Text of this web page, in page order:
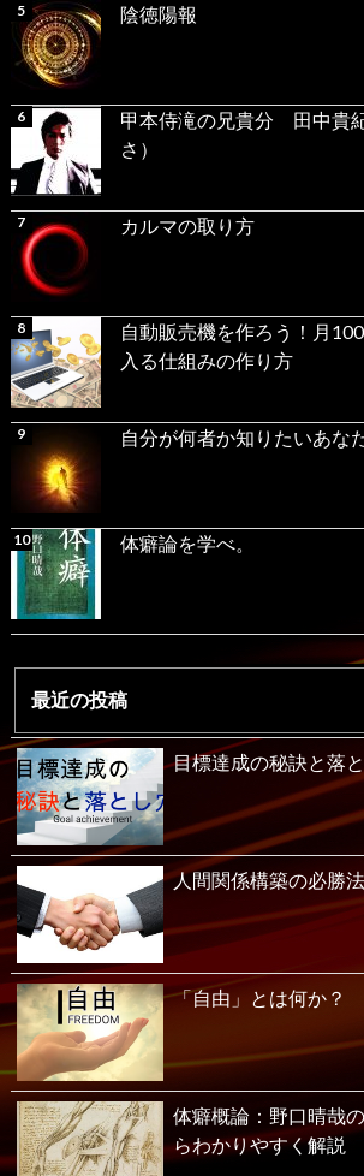
陰徳陽報
甲本侍滝の兄貴分 田中貴
さ）
カルマの取り方
自動販売機を作ろう！月
入る仕組みの作り方
自分が何者か知りたいあな
体癖論を学べ。
最近の投稿
目標達成の秘訣と落
人間関係構築の必勝法
「自由」とは何か？
体癖概論：野口晴哉
らわかりやすく解説